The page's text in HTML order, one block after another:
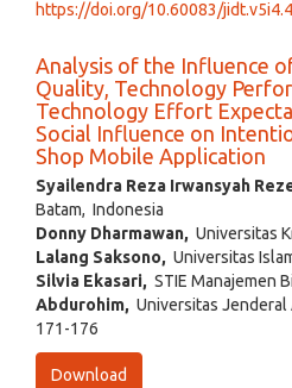
https://doi.org/10.60083/
Analysis of the Influence
Quality, Technology
Technology Effort
Social Influence on
Shop Mobile Application
Syailendra Reza Irwansyah
Batam, Indonesia
Donny Dharmawan, Universitas
Lalang Saksono, Universitas
Silvia Ekasari, STIE Manajemen
Abdurohim, Universitas Jenderal
171-176
Download